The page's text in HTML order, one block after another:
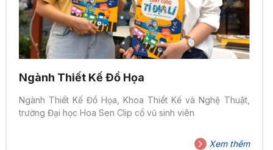
Ngành Thiết Kế Đồ Họa
Ngành Thiết Kế Đồ Họa, Khoa Thiết Kế và Nghệ Thuật,
trường Đại học Hoa Sen Clip cổ vũ sinh viên
Xem thêm